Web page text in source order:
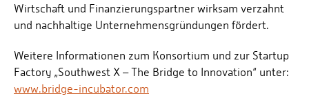
Wirtschaft und Finanzierungspartner wirksam verzahnt
und nachhaltige Unternehmensgründungen fördert.
Weitere Informationen zum Konsortium und zur Startup
Factory „Southwest X – The Bridge to Innovation“ unter:
www.bridge-incubator.com